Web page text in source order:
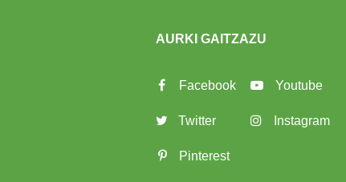
AURKI GAITZAZU
Facebook
Twitter
Pinterest
Youtube
Instagram